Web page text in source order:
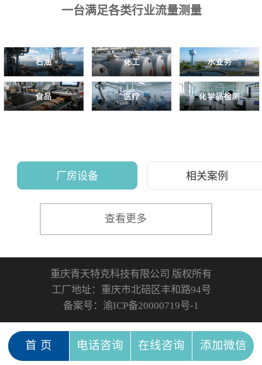
一台满足各类行业流量测量
厂房设备 相关案例
查看更多
重庆青天特克科技有限公司 版权所有
工厂地址：重庆市北碚区丰和路94号
备案号： 渝ICP备20000719号-1
首 页 电话咨询 在线咨询 添加微信